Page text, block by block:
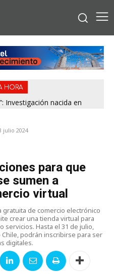
HORA
Investigación nacida en
julio 2024
para que
sumen a
virtual
gratuita de comercio electrónico
crear una tienda virtual para
servicios. Hasta el 31 de julio,
podrán inscribirse para ser
digitales.